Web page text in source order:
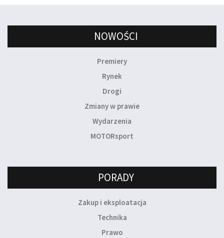
NOWOŚCI
Premiery
Rynek
Drogi
Zmiany w prawie
Wydarzenia
MOTORsport
PORADY
Zakup i eksploatacja
Technika
Prawo